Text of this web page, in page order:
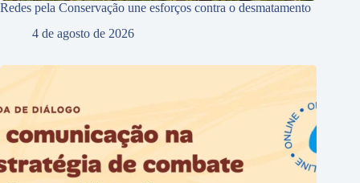
Redes pela Conservação une esforços contra o desmatamento
4 de agosto de 2026